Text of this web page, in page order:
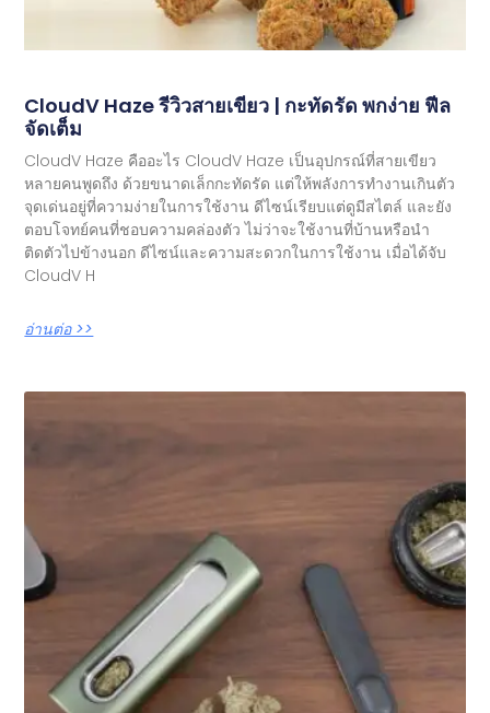
CloudV Haze รีวิวสายเขียว | กะทัดรัด พกง่าย ฟีล
จัดเต็ม
CloudV Haze คืออะไร CloudV Haze เป็นอุปกรณ์ที่สายเขียว
หลายคนพูดถึง ด้วยขนาดเล็กกะทัดรัด แต่ให้พลังการทำงานเกินตัว
จุดเด่นอยู่ที่ความง่ายในการใช้งาน ดีไซน์เรียบแต่ดูมีสไตล์ และยัง
ตอบโจทย์คนที่ชอบความคล่องตัว ไม่ว่าจะใช้งานที่บ้านหรือนำ
ติดตัวไปข้างนอก ดีไซน์และความสะดวกในการใช้งาน เมื่อได้จับ
CloudV H
อ่านต่อ >>